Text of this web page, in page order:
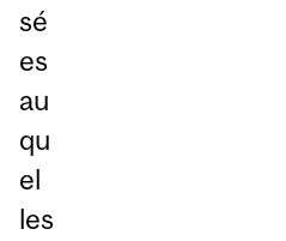
sé
es
au
qu
el
les